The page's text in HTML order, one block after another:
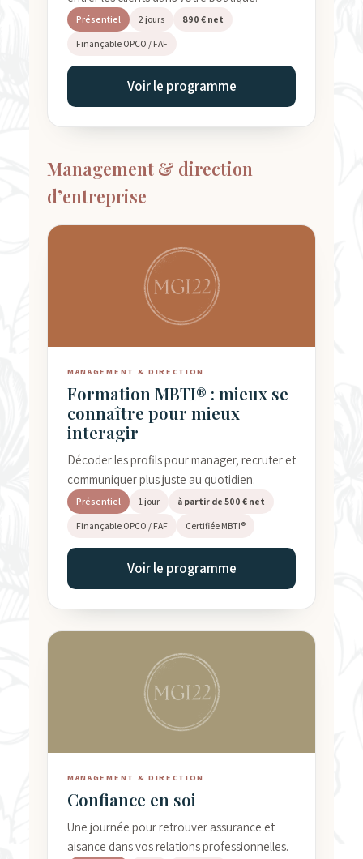
Présentiel 2 jours
890 € net
Finançable OPCO / FAF
Voir le programme
Management & direction
d’entreprise
MANAGEMENT & DIRECTION
Formation MBTI® : mieux se
connaître pour mieux
interagir
Décoder les profils pour manager, recruter et
communiquer plus juste au quotidien.
Présentiel 1 jour
à partir de 500 € net
Finançable OPCO / FAF
Certifiée MBTI®
Voir le programme
MANAGEMENT & DIRECTION
Confiance en soi
Une journée pour retrouver assurance et
aisance dans vos relations professionnelles.